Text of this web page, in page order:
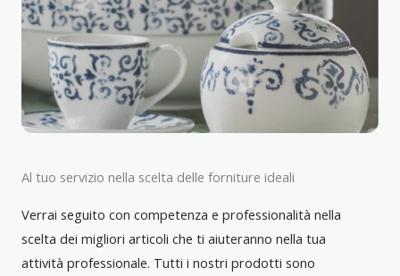
Al tuo servizio nella scelta delle forniture ideali
Verrai seguito con competenza e professionalità nella
scelta dei migliori articoli che ti aiuteranno nella tua
attività professionale. Tutti i nostri prodotti sono